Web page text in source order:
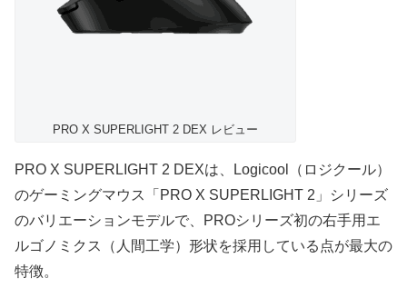
PRO X SUPERLIGHT 2 DEX レビュー
PRO X SUPERLIGHT 2 DEXは、Logicool（ロジクール）
のゲーミングマウス「PRO X SUPERLIGHT 2」シリーズ
のバリエーションモデルで、PROシリーズ初の右手用エ
ルゴノミクス（人間工学）形状を採用している点が最大の
特徴。